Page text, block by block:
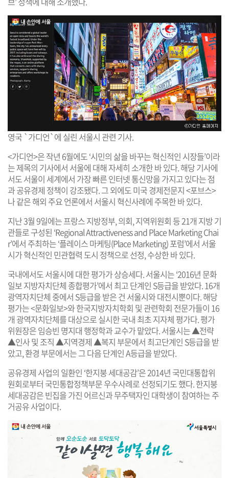
영국 `가디언`에 실린 서울시 관련 기사.
<가디언>은 작년 6월에도 ‘시민의 삶을 바꾸는 혁신적인 시장들’이라
는 제목의 기사에서 서울에 대해 자세히 소개한 바 있다. 해당 기사에
서도 서울이 세계에서 가장 빠른 인터넷 통신망을 가지고 있다는 점
과 공유경제 정책이 강조됐다. 그 외에도 미국 경제전문지 <포브스>
나같은 해외 주요 언론에서 서울시 혁신사례에 주목한 바 있다.
지난 3월 9일에는 프랑스 지방정부, 의회, 지역위원회 등 21개 지방 기
관들로 구성된 ‘Regional Attractiveness and Place Marketing Chai
r’에서 주최하는 ‘플레이스 마케팅(Place Marketing) 포럼’에서 서울
시가 혁신적인 민관협력 도시 정책으로 선정, 수상한 바 있다.
국내에서도 서울시에 대한 평가가 상승세다. 서울시는 ‘2016년 문화
일보 지방자치단체 종합평가’에서 최고 단계인 S등급을 받았다. 16개
광역자치단체 중에서 S등급을 받은 건 서울시와 대전시뿐이다. 해당
평가는 <문화일보>와 한국지방자치학회 및 관련학회 전문가들이 16
개 광역자치단체를 대상으로 실시한 국내 최초 지자체 평가다. 평가
위원장은 임승빈 명지대 행정학과 교수가 맡았다. 서울시는 ▲전략
▲인사 및 조직 ▲지역경제 ▲복지 부문에서 최고단계인 S등급을 받
았고, 환경 부문에서는 그 다음 단계인 A등급을 받았다.
공유경제 사업의 일환인 ‘한지붕 세대공감’은 2014년 국민대통합위
원회로부터 국민통합정책부문 우수사례로 선정되기도 했다. 한지붕
세대공감은 빈집을 가진 어르신과 무주택자인 대학생이 참여하는 주
거공유 사업이다.